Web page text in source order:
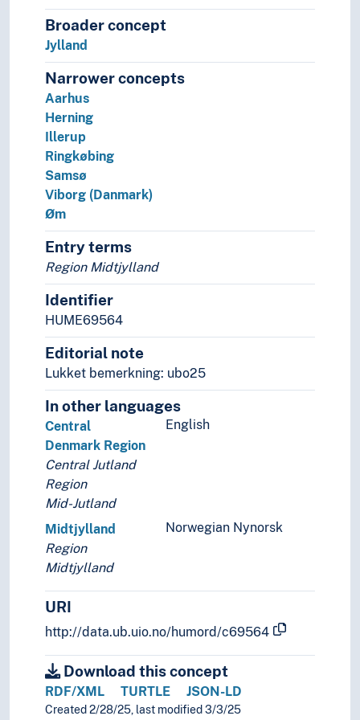
Romania
Russland
Serbia
Slovakia
Slovenia
Spania
Storbritannia
Sveits
Sverige
Tsjekkia
Tsjekkoslovakia
Tyskland
Ukraina
Ungarn
Vatikanstaten
Østerrike
(Europa i områder/regioner)
(sjøer i Europa)
Holarktiske region
Palearktis
Havområder
Oseania
Store landområder og imperier
Helse
Historie og historiefaget
Humaniora
Informatikk og informasjonsteknologi
Ingeniørfag
Kulturkunnskap
Kunst
Lingvistikk
Litteratur
Næringsliv og økonomi
Pedagogikk
Psykologi
Broader concept
Jylland
Narrower concepts
Aarhus
Herning
Illerup
Ringkøbing
Samsø
Viborg (Danmark)
Øm
Entry terms
Region Midtjylland
Identifier
HUME69564
Editorial note
Lukket bemerkning: ubo25
In other languages
English
Central
Denmark Region
Central Jutland
Region
Mid-Jutland
Norwegian Nynorsk
Midtjylland
Region
Midtjylland
URI
http://data.ub.uio.no/humord/c69564
Download this concept
RDF/XML TURTLE JSON-LD
Created 2/28/25, last modified 3/3/25